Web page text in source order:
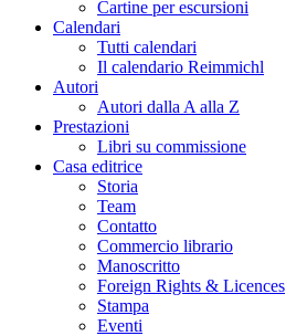
Cartine per escursioni
Calendari
Tutti calendari
Il calendario Reimmichl
Autori
Autori dalla A alla Z
Prestazioni
Libri su commissione
Casa editrice
Storia
Team
Contatto
Commercio librario
Manoscritto
Foreign Rights & Licences
Stampa
Eventi